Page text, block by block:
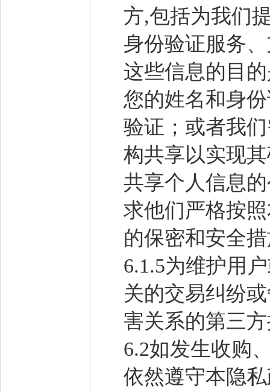
方,包括为我们
身份验证服务
这些信息的目
您的姓名和身
验证；或者我
构共享以实现
共享个人信息
求他们严格按
的保密和安全
6.1.5为维护用
关的交易纠纷
害关系的第三
6.2如发生收购
依然遵守本隐